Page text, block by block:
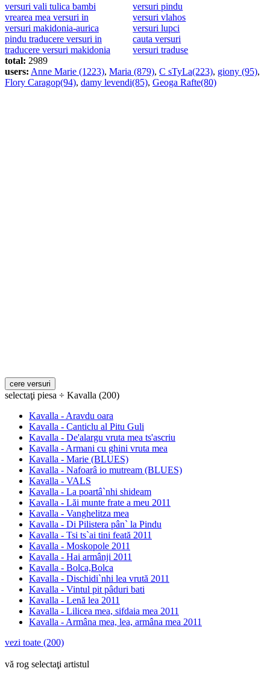
versuri vali tulica bambi
versuri pindu
vrearea mea versuri in
versuri vlahos
versuri makidonia-aurica
versuri lupci
pindu traducere versuri in
cauta versuri
traducere versuri makidonia
versuri traduse
total: 2989
users: Anne Marie (1223), Maria (879), C sTyLa(223), giony (95),
Flory Caragop(94), damy levendi(85), Geoga Rafte(80)
selectaţi piesa ÷ Kavalla (200)
Kavalla - Aravdu oara
Kavalla - Canticlu al Pitu Guli
Kavalla - De'alargu vruta mea ts'ascriu
Kavalla - Armani cu ghini vruta mea
Kavalla - Marie (BLUES)
Kavalla - Nafoarâ io mutream (BLUES)
Kavalla - VALS
Kavalla - La poartâ`nhi shideam
Kavalla - Lăi munte frate a meu 2011
Kavalla - Vanghelitza mea
Kavalla - Di Pilistera pân` la Pindu
Kavalla - Tsi ts`ai tini feată 2011
Kavalla - Moskopole 2011
Kavalla - Hai armânji 2011
Kavalla - Bolca,Bolca
Kavalla - Dischidi`nhi lea vrută 2011
Kavalla - Vintul pit pâduri bati
Kavalla - Lenă lea 2011
Kavalla - Lilicea mea, sifdaia mea 2011
Kavalla - Armâna mea, lea, armâna mea 2011
vezi toate (200)
vă rog selectaţi artistul